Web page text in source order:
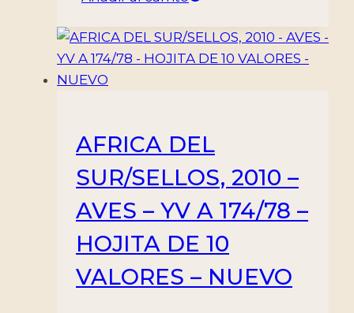
AFRICA DEL
SUR/SELLOS, 2010 –
AVES – YV A 174/78 –
HOJITA DE 10
VALORES – NUEVO